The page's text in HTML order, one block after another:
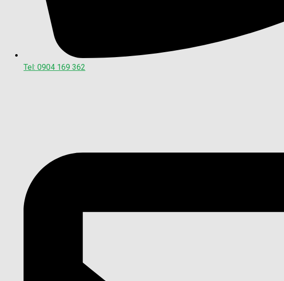
Tel: 0904 169 362